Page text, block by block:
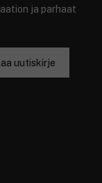
ja parhaat
uutiskirje